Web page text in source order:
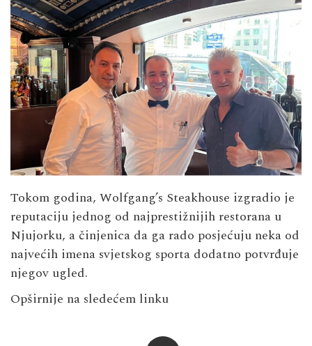
Tokom godina, Wolfgang’s Steakhouse izgradio je
reputaciju jednog od najprestižnijih restorana u
Njujorku, a činjenica da ga rado posjećuju neka od
najvećih imena svjetskog sporta dodatno potvrđuje
njegov ugled.
Opširnije na sledećem linku